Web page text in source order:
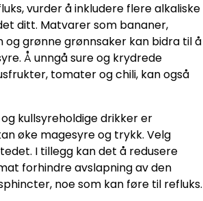
vurder å inkludere flere alkaliske
ditt. Matvarer som bananer,
og grønne grønnsaker kan bidra til å
Å unngå sure og krydrede
tomater og chili, kan også
kullsyreholdige drikker er
øke magesyre og trykk. Velg
I tillegg kan det å redusere
forhindre avslapning av den
noe som kan føre til refluks.